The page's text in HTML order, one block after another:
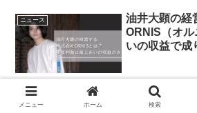
ニュース
油井大顕の経
ORNIS（オ
いの収益で成
配信中に突如襲われ、命を奪われてしまっ
藤愛里）さん。 Xでは、最上あいさんの婚
乗り出ています。 その人物の名は、油井大
メニュー ホーム 検索